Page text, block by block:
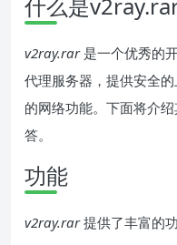
什么是
v2ray.rar是一个优秀的
代理服务器，提供安全
的网络功能。下面将介
答。
功能
v2ray.rar提供了丰富的